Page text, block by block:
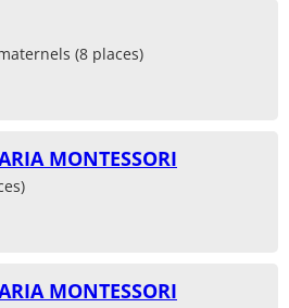
(8 places)
MONTESSORI
MONTESSORI